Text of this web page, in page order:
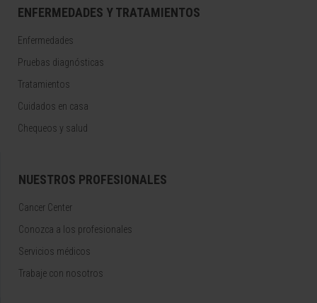
ENFERMEDADES Y TRATAMIENTOS
Enfermedades
Pruebas diagnósticas
Tratamientos
Cuidados en casa
Chequeos y salud
NUESTROS PROFESIONALES
Cancer Center
Conozca a los profesionales
Servicios médicos
Trabaje con nosotros